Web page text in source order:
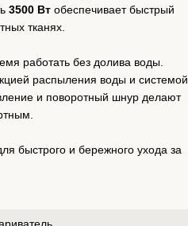
3500 Вт обеспечивает быстрый
тканях.
работать без долива воды.
распыления воды и системой
и поворотный шнур делают
быстрого и бережного ухода за